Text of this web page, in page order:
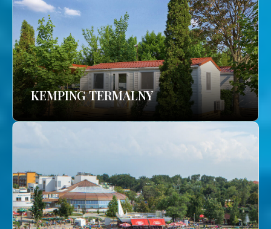
KEMPING TERMALNY